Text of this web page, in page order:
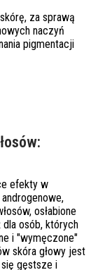
za sprawą
naczyń
pigmentacji
efekty w
osłabione
dla osób, których
i "wymęczone"
skóra głowy jest
się gęstsze i